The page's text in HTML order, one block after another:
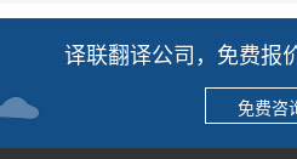
译联翻译公司，免费报
免费咨